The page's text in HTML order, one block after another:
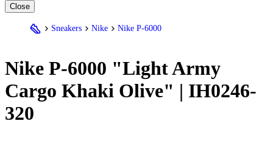
Close
Sneakers Nike Nike P-6000
Nike P-6000 "Light Army
Cargo Khaki Olive" | IH0246-
320